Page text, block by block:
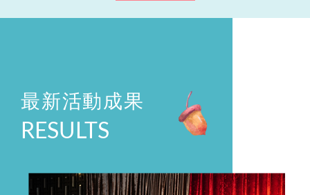
115年「推動過渡性教育措施計畫」 專任專業輔導人員甄
2026-01-16
2026-01-16
115學年度-全職實習諮商心理師甄選公告（115.1.2截止
最新活動成果
RESULTS